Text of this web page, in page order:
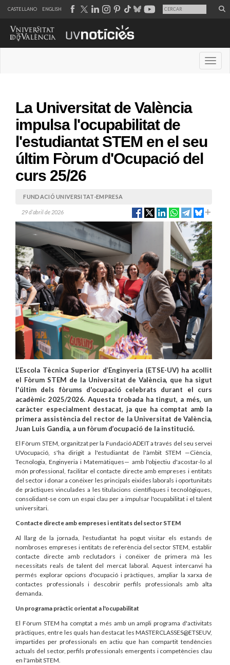
CASTELLANO ENGLISH
La Universitat de València
impulsa l'ocupabilitat de
l'estudiantat STEM en el seu
últim Fòrum d'Ocupació del
curs 25/26
FUNDACIÓ UNIVERSITAT-EMPRESA
29 d’abril de 2026
L’Escola Tècnica Superior d’Enginyeria (ETSE-UV) ha acollit
el Fòrum STEM de la Universitat de València, que ha sigut
l'últim dels fòrums d'ocupació celebrats durant el curs
acadèmic 2025/2026. Aquesta trobada ha tingut, a més, un
caràcter especialment destacat, ja que ha comptat amb la
primera assistència del rector de la Universitat de València,
Juan Luis Gandia, a un fòrum d’ocupació de la institució.
El Fòrum STEM, organitzat per la Fundació ADEIT a través del seu servei
UVocupació, s'ha dirigit a l'estudiantat de l'àmbit STEM —Ciència,
Tecnologia, Enginyeria i Matemàtiques— amb l'objectiu d'acostar-lo al
món professional, facilitar el contacte directe amb empreses i entitats
del sector i donar a conéixer les principals eixides laborals i oportunitats
de pràctiques vinculades a les titulacions científiques i tecnològiques,
consolidant-se com un espai clau per a impulsar l'ocupabilitat i el talent
universitari.
Contacte directe amb empreses i entitats del sector STEM
Al llarg de la jornada, l'estudiantat ha pogut visitar els estands de
nombroses empreses i entitats de referència del sector STEM, establir
contacte directe amb reclutadors i conéixer de primera mà les
necessitats reals de talent del mercat laboral. Aquest intercanvi ha
permés explorar opcions d'ocupació i pràctiques, ampliar la xarxa de
contactes professionals i descobrir perfils professionals amb alta
demanda.
Un programa pràctic orientat a l'ocupabilitat
El Fòrum STEM ha comptat a més amb un ampli programa d'activitats
pràctiques, entre les quals han destacat les MASTERCLASSES@ETSEUV,
impartides per professionals en actiu que han compartit tendències
actuals del sector, perfils professionals emergents i competències clau
en l'àmbit STEM.